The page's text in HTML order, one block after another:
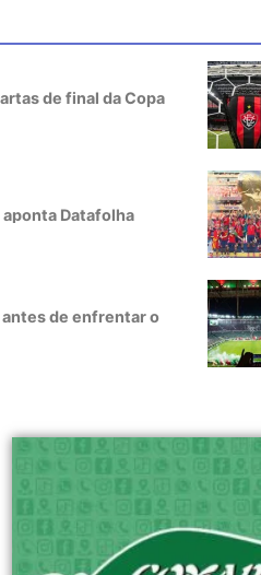
de final da Copa
Datafolha
antes de enfrentar o